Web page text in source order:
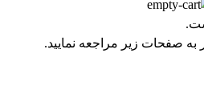
صفحات زیر مراجعه نمایید.